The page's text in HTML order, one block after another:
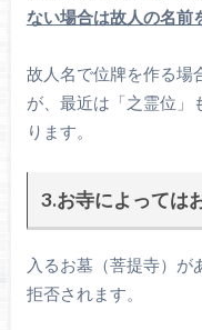
ない場合は故人の名前
故人名で位牌を作る場
が、最近は「之霊位」
ります。
3.お寺によっては
入るお墓（菩提寺）が
拒否されます。